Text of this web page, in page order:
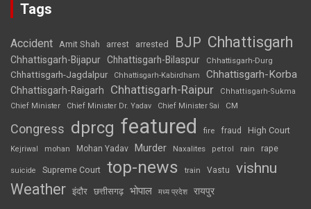
Tags
Accident Amit Shah arrest arrested BJP Chhattisgarh
Chhattisgarh-Bijapur Chhattisgarh-Bilaspur Chhattisgarh-Durg
Chhattisgarh-Jagdalpur Chhattisgarh-Kabirdham Chhattisgarh-Korba
Chhattisgarh-Raigarh Chhattisgarh-Raipur
Chhattisgarh-Sukma
Chief Minister
Chief Minister Dr. Yadav Chief Minister Sai CM
Congress dprcg featured fire fraud High Court
Kejriwal mohan Mohan Yadav Murder Naxalites petrol rain rape
suicide Supreme Court top-news train Vastu vishnu
Weather इंदौर छत्तीसगढ़ भोपाल मध्य प्रदेश रायपुर